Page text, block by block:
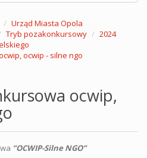
Urząd Miasta Opola
Tryb pozakonkursowy
2024
ocwip - silne ngo
ocwip,
”OCWIP-Silne NGO”